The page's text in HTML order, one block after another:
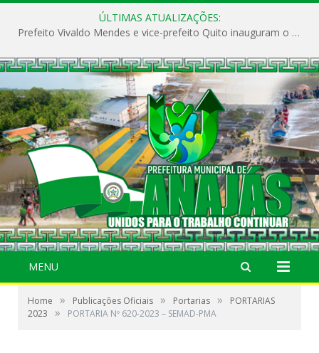
ÚLTIMAS ATUALIZAÇÕES:
Prefeito Vivaldo Mendes e vice-prefeito Quito inauguram o CAPS e fortalecem a saúde pública em Anajás.
MENU
Home » Publicações Oficiais » Portarias »
PORTARIAS
2023
» PORTARIA Nº 620-2023 – SEMAD-PMA